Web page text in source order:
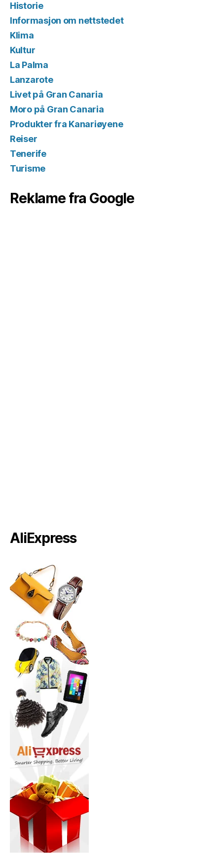
Historie
Informasjon om nettstedet
Klima
Kultur
La Palma
Lanzarote
Livet på Gran Canaria
Moro på Gran Canaria
Produkter fra Kanariøyene
Reiser
Tenerife
Turisme
Reklame fra Google
AliExpress